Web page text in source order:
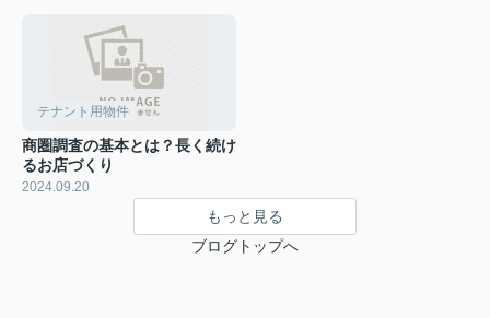
テナント用物件
商圏調査の基本とは？長く続け
るお店づくり
2024.09.20
もっと見る
ブログトップへ